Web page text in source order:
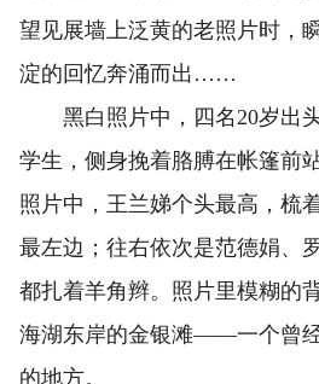
望见展墙上泛黄的老照片时，
淀的回忆奔涌而出……
黑白照片中，四名20岁出
学生，侧身挽着胳膊在帐篷前
照片中，王兰娣个头最高，梳
最左边；往右依次是范德娟、
都扎着羊角辫。照片里模糊的
海湖东岸的金银滩——一个曾
的地方。